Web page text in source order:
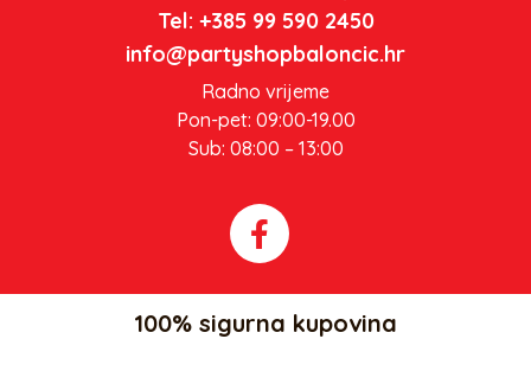
Tel: +385 99 590 2450
info@partyshopbaloncic.hr
Radno vrijeme
Pon-pet: 09:00-19.00
Sub: 08:00 – 13:00
100% sigurna kupovina